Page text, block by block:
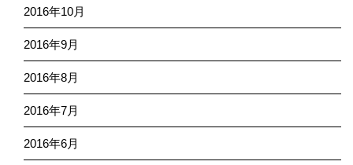
2016年10月
2016年9月
2016年8月
2016年7月
2016年6月